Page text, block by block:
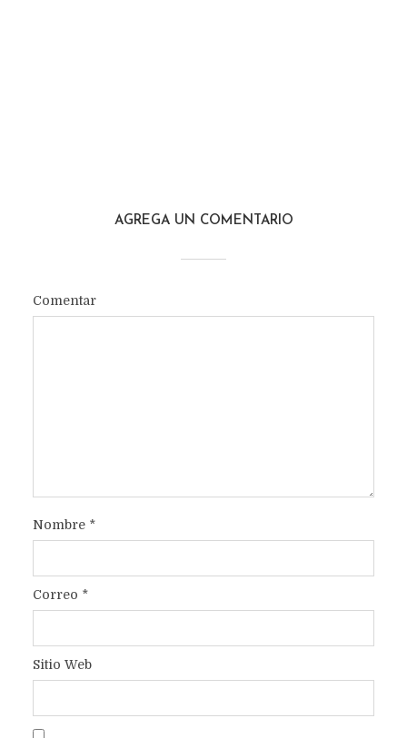
AGREGA UN COMENTARIO
Comentar
Nombre *
Correo *
Sitio Web